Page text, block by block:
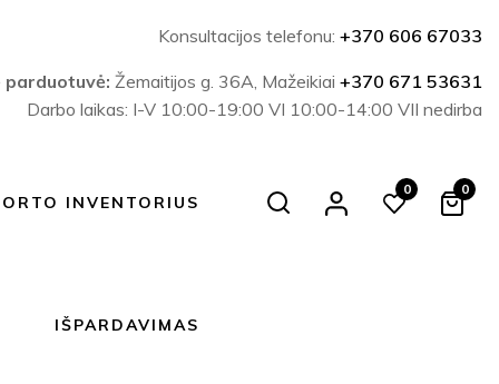
Konsultacijos telefonu: +370 606 67033
parduotuvė: Žemaitijos g. 36A, Mažeikiai +370 671 53631
Darbo laikas: I-V 10:00-19:00 VI 10:00-14:00 VII nedirba
INVENTORIUS
IŠPARDAVIMAS
Search
0 0